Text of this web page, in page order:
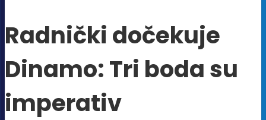
Radnički dočekuje
Dinamo: Tri boda su
imperativ